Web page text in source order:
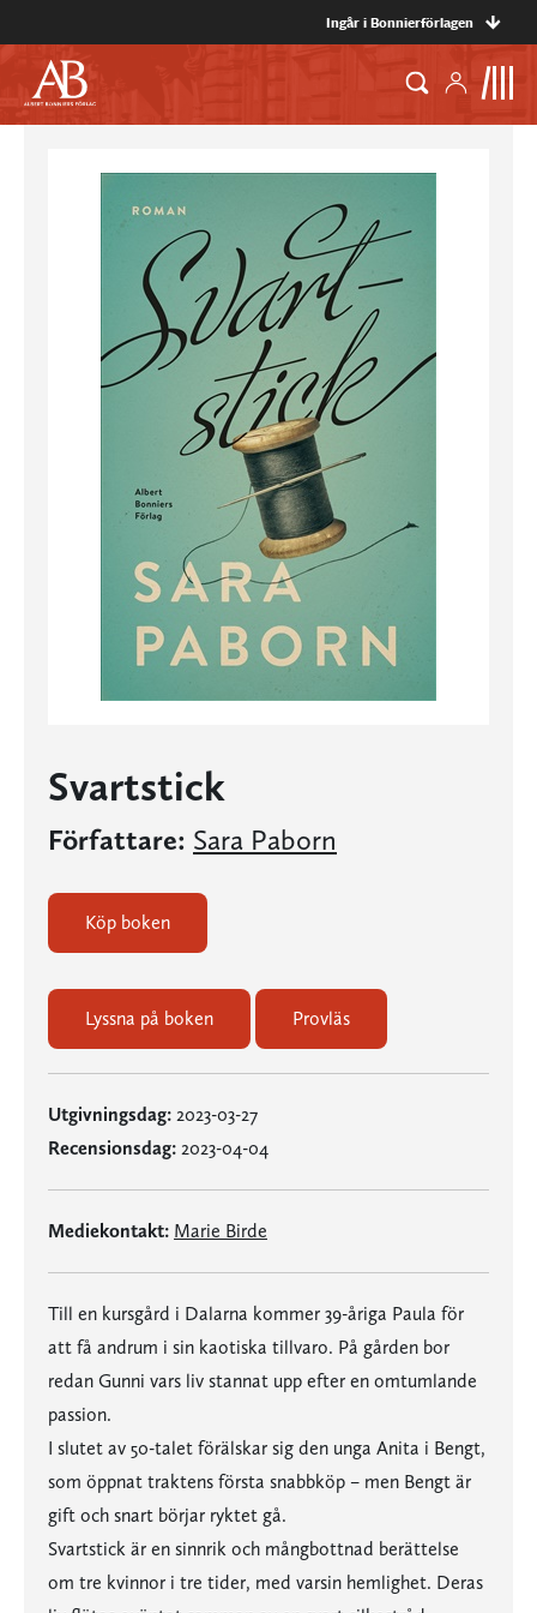
Ingår i Bonnierförlagen
Svartstick
Författare: Sara Paborn
Köp boken
Lyssna på boken Provläs
Utgivningsdag: 2023-03-27
Recensionsdag: 2023-04-04
Mediekontakt: Marie Birde
Till en kursgård i Dalarna kommer 39-åriga Paula för
att få andrum i sin kaotiska tillvaro. På gården bor
redan Gunni vars liv stannat upp efter en omtumlande
passion.
I slutet av 50-talet förälskar sig den unga Anita i Bengt,
som öppnat traktens första snabbköp – men Bengt är
gift och snart börjar ryktet gå.
Svartstick är en sinnrik och mångbottnad berättelse
om tre kvinnor i tre tider, med varsin hemlighet. Deras